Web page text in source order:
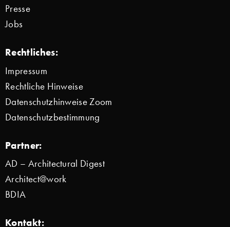
Presse
Jobs
Rechtliches:
Impressum
Rechtliche Hinweise
Datenschutzhinweise Zoom
Datenschutzbestimmung
Partner:
AD – Architectural Digest
Architect@work
BDIA
Kontakt: